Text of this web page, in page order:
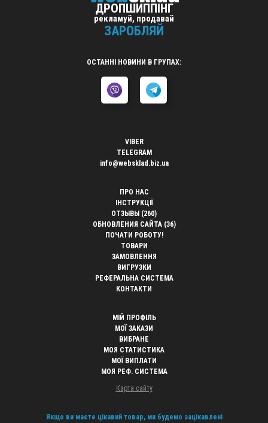
ДРОПШИППІНГ
рекламуй, продавай
ЗАРОБЛЯЙ
ОСТАННІ НОВИНИ В ГРУПАХ:
VIBER
TELEGRAM
info@websklad.biz.ua
ПРО НАС
ІНСТРУКЦІЇ
ОТЗЫВЫ (260)
ОБНОВЛЕНИЯ САЙТА (36)
ПОЧАТИ РОБОТУ!
ТОВАРИ
ЗАМОВЛЕННЯ
ВИГРУЗКИ
РЕФЕРАЛЬНА СИСТЕМА
КОНТАКТИ
МІЙ ПРОФІЛЬ
МОЇ ЗАКАЗИ
ВИБРАНЕ
МОЯ СТАТИСТИКА
МОЇ ВИПЛАТИ
МОЯ РЕФ. СИСТЕМА
Карта сайту
Якщо ви маєте цікавий товар, ми будемо зацікавлені